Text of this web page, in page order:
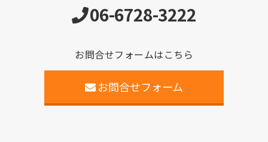
06-6728-3222
お問合せフォームはこちら
お問合せフォーム